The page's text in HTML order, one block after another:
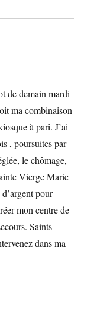
de demain mardi
ma combinaison
à pari. J’ai
, poursuites par
le chômage,
Vierge Marie
pour
mon centre de
Saints
dans ma